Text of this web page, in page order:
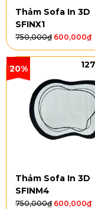
Thảm Sofa In 3D
SFINX1
750,000₫ 600,000₫
20%
Thảm Sofa In 3D
SFINM4
750,000₫ 600,000₫